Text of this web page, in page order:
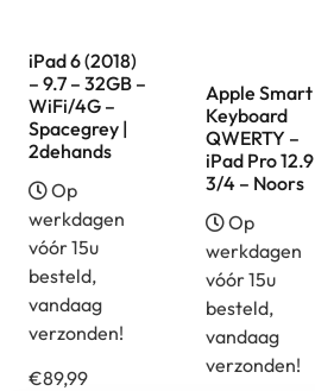
iPad 6 (2018)
– 9.7 – 32GB –
WiFi/4G –
Spacegrey |
2dehands
Op
werkdagen
vóór 15u
besteld,
vandaag
verzonden!
€89,99
Apple Smart
Keyboard
QWERTY –
iPad Pro 12.9
3/4 – Noors
Op
werkdagen
vóór 15u
besteld,
vandaag
verzonden!